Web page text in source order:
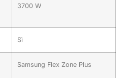
3700 W
Sì
Samsung Flex Zone Plus